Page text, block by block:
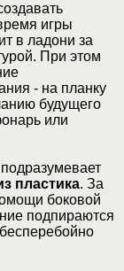
игры
в ладони за
При этом
- на планку
будущего
или
пластика. За
боковой
подпираются